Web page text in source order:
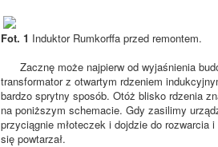
Fot. 1 Induktor Rumkorffa przed remontem.
Zacznę może najpierw od wyjaśnienia
transformator z otwartym rdzeniem
bardzo sprytny sposób. Otóż blisko rdzenia
na poniższym schemacie. Gdy zasilimy
przyciągnie młoteczek i dojdzie do
się powtarzał.